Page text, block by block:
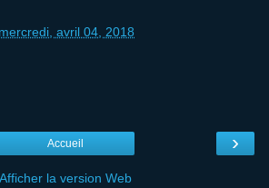
mercredi, avril 04, 2018
›
Accueil
Afficher la version Web